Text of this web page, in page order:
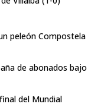
peleón Compostela
de abonados bajo
del Mundial